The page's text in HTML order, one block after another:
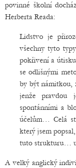
povinné školní
Herberta Reada:
Lidstvo je
všechny tyto
pokřivení a
se odlišnými
by být námitkou,
jenže pravdou
spontánními a
účelům… Celá
který jsem
tuto strukturu…
A velký anglický